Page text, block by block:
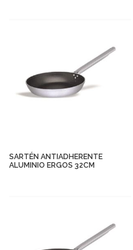
SARTÉN ANTIADHERENTE
ALUMINIO ERGOS 32CM